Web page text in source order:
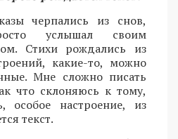
черпались из снов,
услышал своим
Стихи рождались из
какие-то, можно
Мне сложно писать
что склоняюсь к тому,
особое настроение, из
текст.